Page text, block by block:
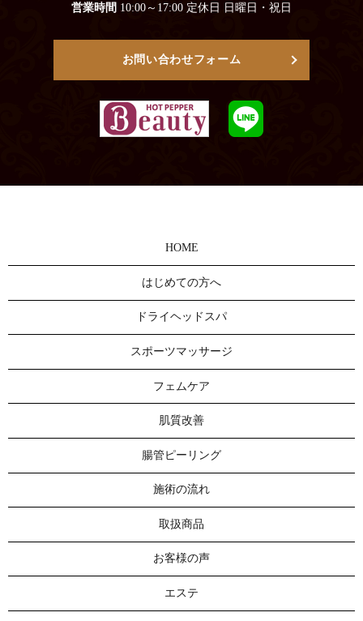
営業時間 10:00～17:00 定休日 日曜日・祝日
お問い合わせフォーム
HOME
はじめての方へ
ドライヘッドスパ
スポーツマッサージ
フェムケア
肌質改善
腸管ピーリング
施術の流れ
取扱商品
お客様の声
エステ